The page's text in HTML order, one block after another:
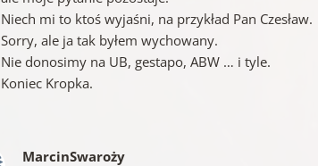
Niech mi to ktoś wyjaśni, na przykład Pan Czesław.
Sorry, ale ja tak byłem wychowany.
Nie donosimy na UB, gestapo, ABW … i tyle.
Koniec Kropka.
MarcinSwaroży